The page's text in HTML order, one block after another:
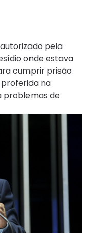
pela
onde estava
cumprir prisão
proferida na
problemas de